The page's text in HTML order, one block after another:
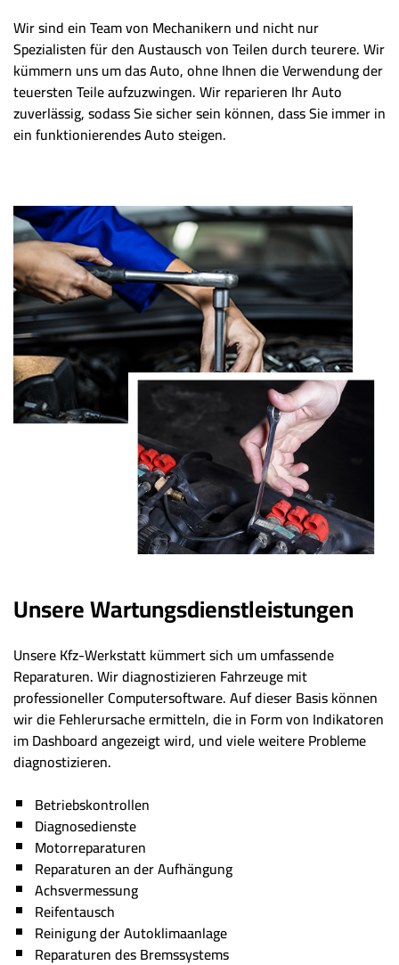
Wir sind ein Team von Mechanikern und nicht nur
Spezialisten für den Austausch von Teilen durch teurere. Wir
kümmern uns um das Auto, ohne Ihnen die Verwendung der
teuersten Teile aufzuzwingen. Wir reparieren Ihr Auto
zuverlässig, sodass Sie sicher sein können, dass Sie immer in
ein funktionierendes Auto steigen.
Unsere Wartungsdienstleistungen
Unsere Kfz-Werkstatt kümmert sich um umfassende
Reparaturen. Wir diagnostizieren Fahrzeuge mit
professioneller Computersoftware. Auf dieser Basis können
wir die Fehlerursache ermitteln, die in Form von Indikatoren
im Dashboard angezeigt wird, und viele weitere Probleme
diagnostizieren.
Betriebskontrollen
Diagnosedienste
Motorreparaturen
Reparaturen an der Aufhängung
Achsvermessung
Reifentausch
Reinigung der Autoklimaanlage
Reparaturen des Bremssystems